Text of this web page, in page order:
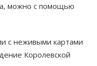
можно с помощью
с неживыми картами
Королевской